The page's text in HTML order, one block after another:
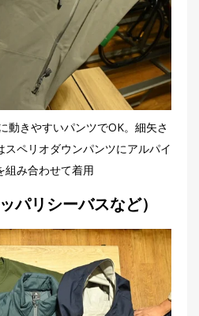
動きやすいパンツでOK。細矢さ
ペリオダウンパンツにアルパイ
組み合わせて着用
パリシーバスなど）